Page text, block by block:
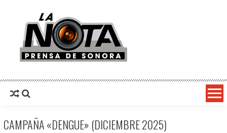
La Nota Prensa De Sonora
CAMPAÑA «DENGUE» (DICIEMBRE 2025)